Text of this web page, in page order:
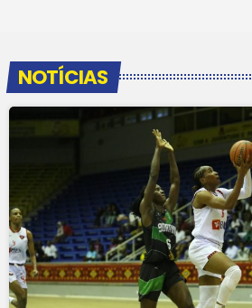
NOTÍCIAS